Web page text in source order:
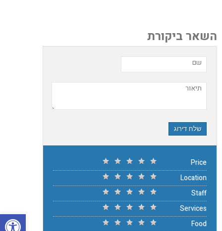
פתח
השאר ביקורת
שם
תיאור
שלח דירוג
Price
Location
Staff
Services
Food